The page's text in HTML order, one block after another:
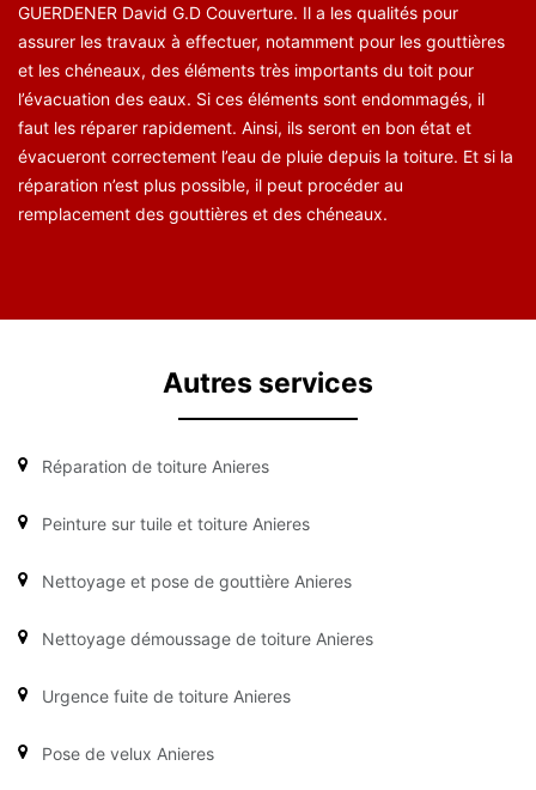
GUERDENER David G.D Couverture. Il a les qualités pour
assurer les travaux à effectuer, notamment pour les gouttières
et les chéneaux, des éléments très importants du toit pour
l’évacuation des eaux. Si ces éléments sont endommagés, il
faut les réparer rapidement. Ainsi, ils seront en bon état et
évacueront correctement l’eau de pluie depuis la toiture. Et si la
réparation n’est plus possible, il peut procéder au
remplacement des gouttières et des chéneaux.
Autres services
Réparation de toiture Anieres
Peinture sur tuile et toiture Anieres
Nettoyage et pose de gouttière Anieres
Nettoyage démoussage de toiture Anieres
Urgence fuite de toiture Anieres
Pose de velux Anieres